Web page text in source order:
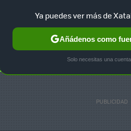
SELECCIÓN GAMING HOME
Ya puedes ver más de
Añádenos como
Solo necesitas una